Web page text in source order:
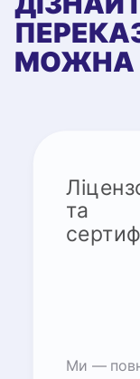
МОЖНА
та
Ми —